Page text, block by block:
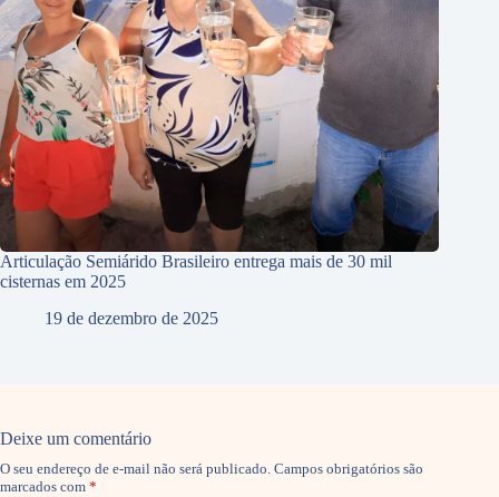
Articulação Semiárido Brasileiro entrega mais de 30 mil
cisternas em 2025
19 de dezembro de 2025
Deixe um comentário
O seu endereço de e-mail não será publicado. Campos obrigatórios são
marcados com *